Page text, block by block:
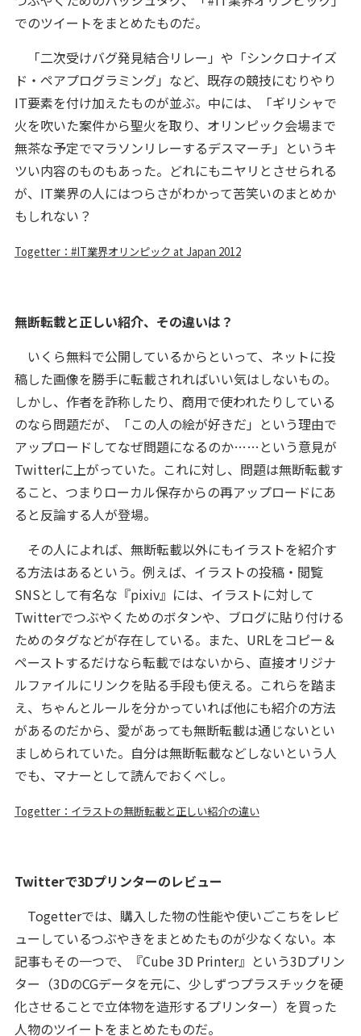
でのツイートをまとめたものだ。
「二次受けバグ発見結合リレー」や「シンクロナイズ
ド・ペアプログラミング」など、既存の競技にむりやり
IT要素を付け加えたものが並ぶ。中には、「ギリシャで
火を吹いた案件から聖火を取り、オリンピック会場まで
無茶な予定でマラソンリレーするデスマーチ」というキ
ツい内容のものもあった。どれにもニヤリとさせられる
が、IT業界の人にはつらさがわかって苦笑いのまとめか
もしれない？
Togetter：#IT業界オリンピック at Japan 2012
無断転載と正しい紹介、その違いは？
いくら無料で公開しているからといって、ネットに投
稿した画像を勝手に転載されればいい気はしないもの。
しかし、作者を詐称したり、商用で使われたりしている
のなら問題だが、「この人の絵が好きだ」という理由で
アップロードしてなぜ問題になるのか……という意見が
Twitterに上がっていた。これに対し、問題は無断転載す
ること、つまりローカル保存からの再アップロードにあ
ると反論する人が登場。
その人によれば、無断転載以外にもイラストを紹介す
る方法はあるという。例えば、イラストの投稿・閲覧
SNSとして有名な『pixiv』には、イラストに対して
Twitterでつぶやくためのボタンや、ブログに貼り付ける
ためのタグなどが存在している。また、URLをコピー＆
ペーストするだけなら転載ではないから、直接オリジナ
ルファイルにリンクを貼る手段も使える。これらを踏ま
え、ちゃんとルールを分かっていれば他にも紹介の方法
があるのだから、愛があっても無断転載は通じないとい
ましめられていた。自分は無断転載などしないという人
でも、マナーとして読んでおくべし。
Togetter：イラストの無断転載と正しい紹介の違い
Twitterで3Dプリンターのレビュー
Togetterでは、購入した物の性能や使いごこちをレビ
ューしているつぶやきをまとめたものが少なくない。本
記事もその一つで、『Cube 3D Printer』という3Dプリン
ター（3DのCGデータを元に、少しずつプラスチックを硬
化させることで立体物を造形するプリンター）を買った
人物のツイートをまとめたものだ。